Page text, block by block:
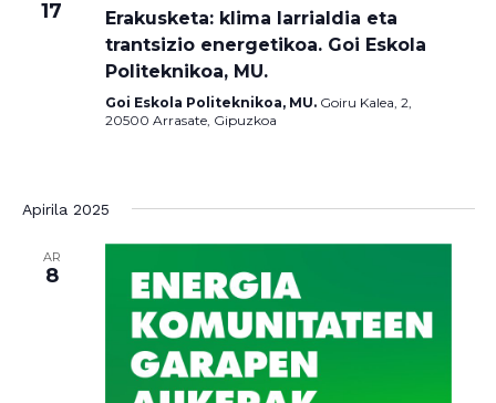
17
Erakusketa: klima larrialdia eta
trantsizio energetikoa. Goi Eskola
Politeknikoa, MU.
Goi Eskola Politeknikoa, MU. Goiru Kalea, 2,
20500 Arrasate, Gipuzkoa
Apirila 2025
AR
8